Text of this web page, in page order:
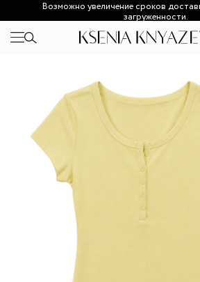
Возможно увеличение сроков
загруженности.